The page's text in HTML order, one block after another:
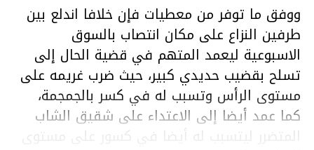
ووفق ما توفر من معطيات فإن خلافا اندلع بين
طرفين النزاع على مكان انتصاب بالسوق
الاسبوعية ليعمد المتهم في قضية الحال إلى
تسلح بقضيب حديدي كبير، حيث ضرب غريمه على
مستوى الرأس وتسبب له في كسر بالجمجمة،
كما عمد أيضا إلى الاعتداء على شقيق الشاب
المتضرر ليتسبب له أيضا في كسور على مستوى